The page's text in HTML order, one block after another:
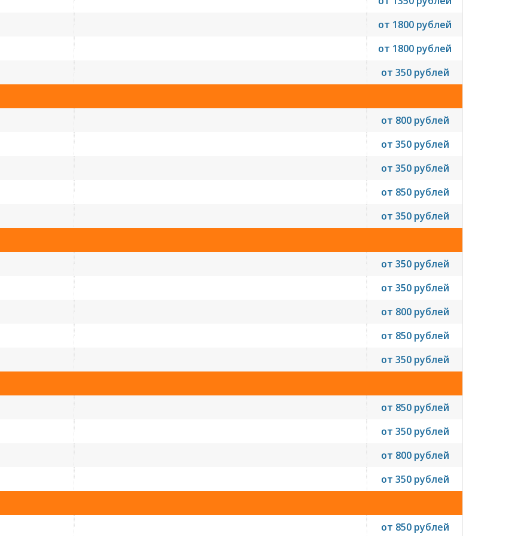
от 1800 рублей
от 1800 рублей
от 350 рублей
от 800 рублей
от 350 рублей
от 350 рублей
от 850 рублей
от 350 рублей
от 350 рублей
от 350 рублей
от 800 рублей
от 850 рублей
от 350 рублей
от 850 рублей
от 350 рублей
от 800 рублей
от 350 рублей
от 850 рублей